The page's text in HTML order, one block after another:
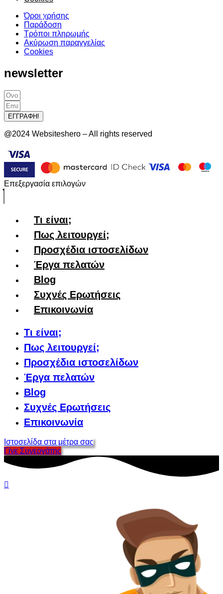
Όροι χρήσης
Παράδοση
Τρόποι πληρωμής
Ακύρωση παραγγελίας
Cookies
newsletter
ΕΓΓΡΑΦΗ!
@2024 Websiteshero – All rights reserved
Επεξεργασία επιλογών
Τι είναι;
Πως λειτουργεί;
Προσχέδια ιστοσελίδων
Έργα πελατών
Blog
Συχνές Ερωτήσεις
Επικοινωνία
Τι είναι;
Πως λειτουργεί;
Προσχέδια ιστοσελίδων
Έργα πελατών
Blog
Συχνές Ερωτήσεις
Επικοινωνία
Ιστοσελίδα στα μέτρα σας
Γίνε Συνεργάτης